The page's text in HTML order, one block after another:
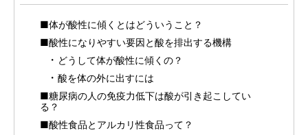
■体が酸性に傾くとはどういうこと？
■酸性になりやすい要因と酸を排出する機構
どうして体が酸性に傾くの？
酸を体の外に出すには
■糖尿病の人の免疫力低下は酸が引き起こしてい
る？
■酸性食品とアルカリ性食品って？